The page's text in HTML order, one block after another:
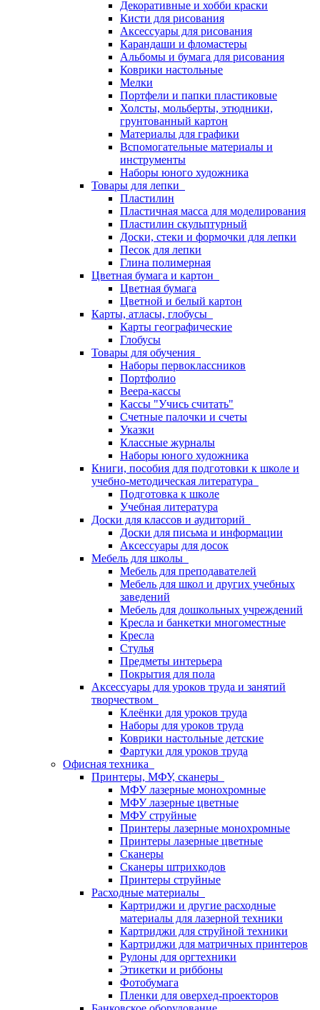
Декоративные и хобби краски
Кисти для рисования
Аксессуары для рисования
Карандаши и фломастеры
Альбомы и бумага для рисования
Коврики настольные
Мелки
Портфели и папки пластиковые
Холсты, мольберты, этюдники,
грунтованный картон
Материалы для графики
Вспомогательные материалы и
инструменты
Наборы юного художника
Товары для лепки
Пластилин
Пластичная масса для моделирования
Пластилин скульптурный
Доски, стеки и формочки для лепки
Песок для лепки
Глина полимерная
Цветная бумага и картон
Цветная бумага
Цветной и белый картон
Карты, атласы, глобусы
Карты географические
Глобусы
Товары для обучения
Наборы первоклассников
Портфолио
Веера-кассы
Кассы "Учись считать"
Счетные палочки и счеты
Указки
Классные журналы
Наборы юного художника
Книги, пособия для подготовки к школе и
учебно-методическая литература
Подготовка к школе
Учебная литература
Доски для классов и аудиторий
Доски для письма и информации
Аксессуары для досок
Мебель для школы
Мебель для преподавателей
Мебель для школ и других учебных
заведений
Мебель для дошкольных учреждений
Кресла и банкетки многоместные
Кресла
Стулья
Предметы интерьера
Покрытия для пола
Аксессуары для уроков труда и занятий
творчеством
Клеёнки для уроков труда
Наборы для уроков труда
Коврики настольные детские
Фартуки для уроков труда
Офисная техника
Принтеры, МФУ, сканеры
МФУ лазерные монохромные
МФУ лазерные цветные
МФУ струйные
Принтеры лазерные монохромные
Принтеры лазерные цветные
Сканеры
Сканеры штрихкодов
Принтеры струйные
Расходные материалы
Картриджи и другие расходные
материалы для лазерной техники
Картриджи для струйной техники
Картриджи для матричных принтеров
Рулоны для оргтехники
Этикетки и риббоны
Фотобумага
Пленки для оверхед-проекторов